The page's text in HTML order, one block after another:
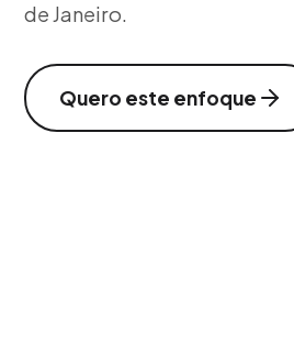
de Janeiro.
Quero este enfoque